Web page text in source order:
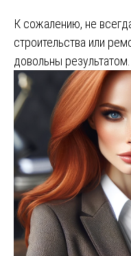
К сожалению, не
строительства или
довольны результатом.